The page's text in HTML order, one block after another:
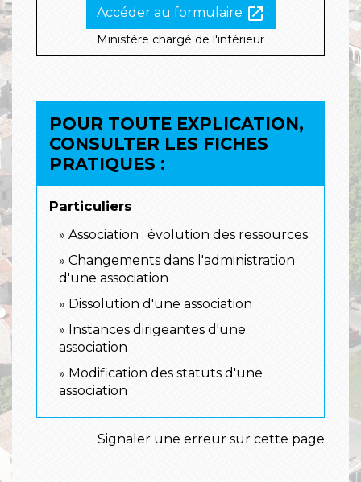
Accéder au formulaire open_in_new
Ministère chargé de l'intérieur
POUR TOUTE EXPLICATION,
CONSULTER LES FICHES
PRATIQUES :
Particuliers
Association : évolution des ressources
Changements dans l'administration
d'une association
Dissolution d'une association
Instances dirigeantes d'une
association
Modification des statuts d'une
association
Signaler une erreur sur cette page